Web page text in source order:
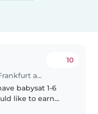
Babysitter in Frankfurt am Main
10
babysat 1-6
like to earn